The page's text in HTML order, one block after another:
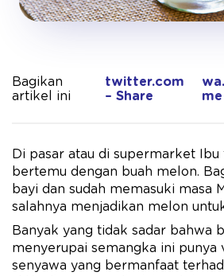
Bagikan
artikel ini
twitter.com
– Share
wa.
me
Di pasar atau di supermarket
bertemu dengan buah melon.
bayi dan sudah memasuki masa
salahnya menjadikan melon
Banyak yang tidak sadar bahwa
menyerupai semangka ini punya
senyawa yang bermanfaat